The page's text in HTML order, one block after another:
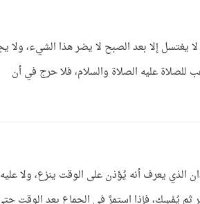
يغتسل إلا بعد الصبح لا يضر هذا الشيء، ولا
للصلاة عليه الصلاة والسلام، فلا حرج في أن
الذي يعرف أنه يُؤذن على الوقت ينزع، ولا عليه
ثم يُمْسِك، فإذا استمرَّ في الجماع بعد الوقت